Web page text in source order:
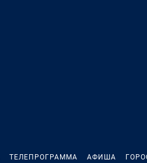
ТЕЛЕПРОГРАММА АФИША